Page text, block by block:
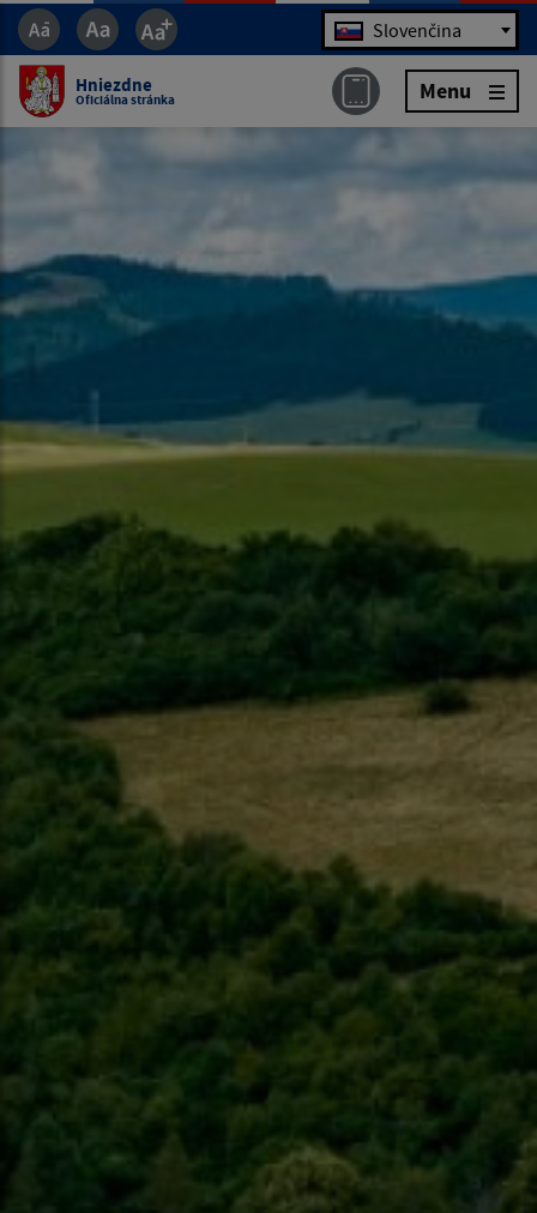
Jazyk Slovenčina
Hniezdne
Oficiálna stránka Menu